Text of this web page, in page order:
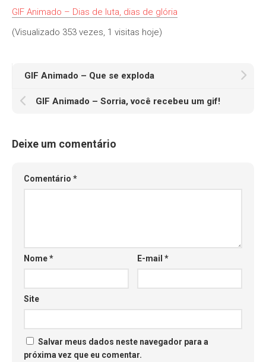
GIF Animado – Dias de luta, dias de glória
(Visualizado 353 vezes, 1 visitas hoje)
GIF Animado – Que se exploda
GIF Animado – Sorria, você recebeu um gif!
Deixe um comentário
Comentário *
Nome* E-mail*
Site
Salvar meus dados neste navegador para a
próxima vez que eu comentar.